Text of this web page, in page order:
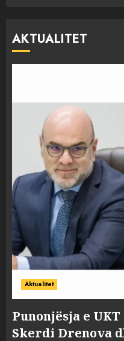
AKTUALITET
Aktualitet
Punonjësja e
Skerdi Drenova